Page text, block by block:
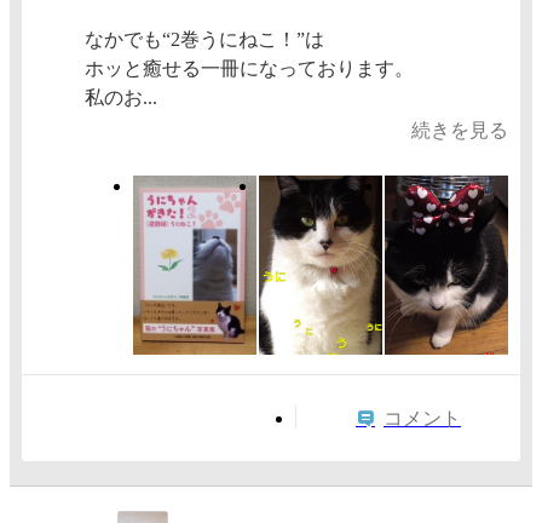
なかでも“2巻うにねこ！”は
ホッと癒せる一冊になっております。
私のお...
続きを見る
コメント